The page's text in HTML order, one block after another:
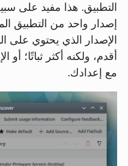
التطبيق. هذا مفيد على
إصدار واحد من التطبيق
الإصدار الذي يحتوي على
أقدم، ولكنه أكثر ثباتًا؛
مع إعدادك.